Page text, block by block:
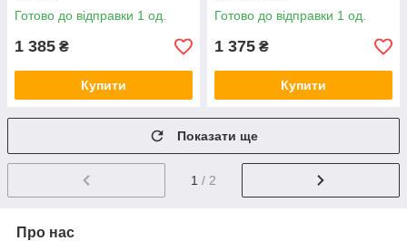
Готово до відправки 1 од.
1 385 ₴
Купити
Готово до відправки 1 од.
1 375 ₴
Купити
Показати ще
1 / 2
Про нас